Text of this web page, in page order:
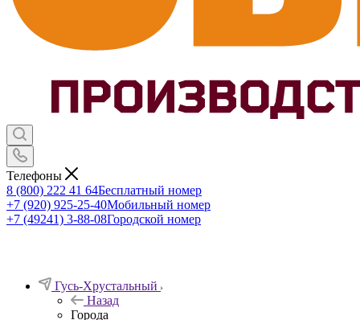
Телефоны
8 (800) 222 41 64Бесплатный номер
+7 (920) 925-25-40Мобильный номер
+7 (49241) 3-88-08Городской номер
Гусь-Хрустальный
Назад
Города